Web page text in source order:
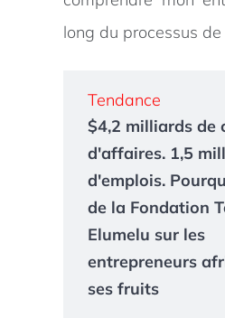
long du processus
Tendance
$4,2 milliards de
d'affaires. 1,5
d'emplois.
de la Fondation
Elumelu sur les
entrepreneurs
ses fruits